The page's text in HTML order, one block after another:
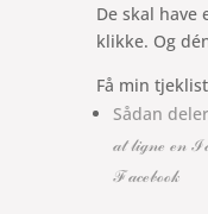
De skal
klikke. Og
Få min
Sådan
𝒶𝓉 𝓁𝒾ℊ𝓃ℯ ℯ𝓃
ℱ𝒶𝒸ℯ𝒷ℴℴ𝓀